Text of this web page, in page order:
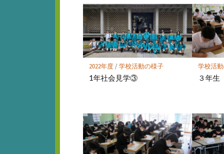
マ
ー
ク
に
保
2022年度/学校活動の様子
1年社会見学③
学校活
３年